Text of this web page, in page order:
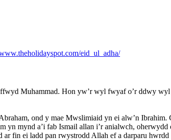
eid_ul_adha/
Muhammad. Hon yw’r wyl fwyaf o’r ddwy
ond y mae Mwslimiaid yn ei alw’n
yn mynd a’i fab Ismail allan i’r anialwch,
fin ei ladd pan rwystrodd Allah ef a darparu